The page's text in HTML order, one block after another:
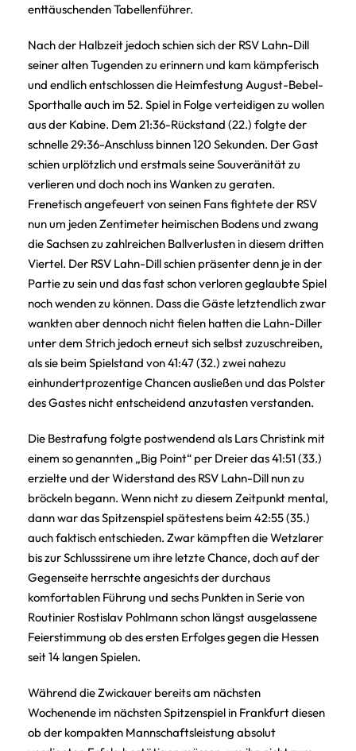
enttäuschenden Tabellenführer.
Nach der Halbzeit jedoch schien sich der RSV Lahn-Dill
seiner alten Tugenden zu erinnern und kam kämpferisch
und endlich entschlossen die Heimfestung August-Bebel-
Sporthalle auch im 52. Spiel in Folge verteidigen zu wollen
aus der Kabine. Dem 21:36-Rückstand (22.) folgte der
schnelle 29:36-Anschluss binnen 120 Sekunden. Der Gast
schien urplötzlich und erstmals seine Souveränität zu
verlieren und doch noch ins Wanken zu geraten.
Frenetisch angefeuert von seinen Fans fightete der RSV
nun um jeden Zentimeter heimischen Bodens und zwang
die Sachsen zu zahlreichen Ballverlusten in diesem dritten
Viertel. Der RSV Lahn-Dill schien präsenter denn je in der
Partie zu sein und das fast schon verloren geglaubte Spiel
noch wenden zu können. Dass die Gäste letztendlich zwar
wankten aber dennoch nicht fielen hatten die Lahn-Diller
unter dem Strich jedoch erneut sich selbst zuzuschreiben,
als sie beim Spielstand von 41:47 (32.) zwei nahezu
einhundertprozentige Chancen ausließen und das Polster
des Gastes nicht entscheidend anzutasten verstanden.
Die Bestrafung folgte postwendend als Lars Christink mit
einem so genannten „Big Point“ per Dreier das 41:51 (33.)
erzielte und der Widerstand des RSV Lahn-Dill nun zu
bröckeln begann. Wenn nicht zu diesem Zeitpunkt mental,
dann war das Spitzenspiel spätestens beim 42:55 (35.)
auch faktisch entschieden. Zwar kämpften die Wetzlarer
bis zur Schlusssirene um ihre letzte Chance, doch auf der
Gegenseite herrschte angesichts der durchaus
komfortablen Führung und sechs Punkten in Serie von
Routinier Rostislav Pohlmann schon längst ausgelassene
Feierstimmung ob des ersten Erfolges gegen die Hessen
seit 14 langen Spielen.
Während die Zwickauer bereits am nächsten
Wochenende im nächsten Spitzenspiel in Frankfurt diesen
ob der kompakten Mannschaftsleistung absolut